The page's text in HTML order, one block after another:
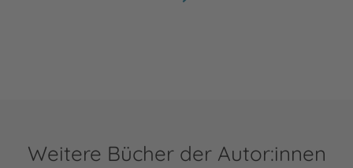
Weitere Bücher der Autor:innen